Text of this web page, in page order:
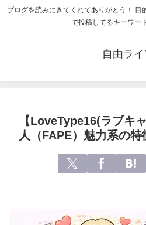
ブログを読みにきてくれてありがとう！
で投稿してるキーワー
自由ライ
【LoveType16(ラブキ
人（FAPE）魅力系の特